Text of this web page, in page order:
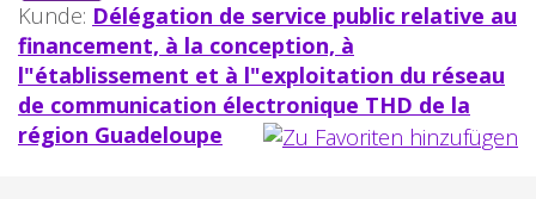
Kunde: Délégation de service public relative au
financement, à la conception, à
l"établissement et à l"exploitation du réseau
de communication électronique THD de la
région Guadeloupe